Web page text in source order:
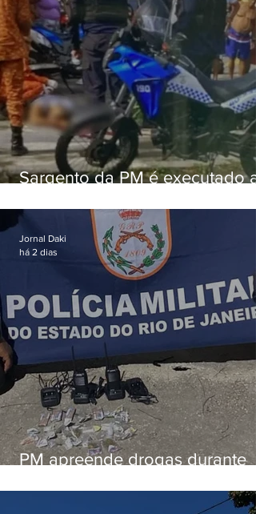
Sargento da PM é executado a
em Vaz Lobo
PM apreende drogas durante
Jornal Daki
há 2 dias